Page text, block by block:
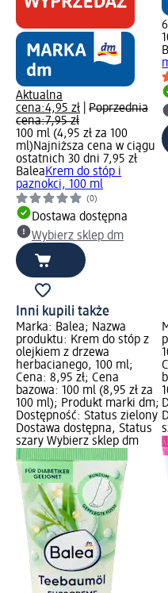
Aktualna
cena:4,95 zł
Poprzednia
cena:7,95 zł
100 ml (4,95 zł za 100
ml)Najniższa cena w ciągu
ostatnich 30 dni 7,95 zł
BaleaKrem do stóp i
paznokci, 100 ml
(0)
Dostawa dostępna
Wybierz sklep dm
Inni kupili także
Marka: Balea; Nazwa
produktu: Krem do stóp z
olejkiem z drzewa
herbacianego, 100 ml;
Cena: 8,95 zł; Cena
bazowa: 100 ml (8,95 zł za
100 ml); Produkt marki dm;
Dostępność: Status zielony
Dostawa dostępna, Status
szary Wybierz sklep dm